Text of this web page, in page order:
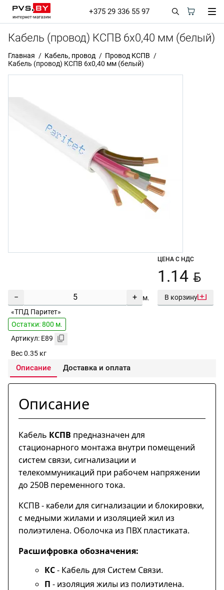
+375 29 336 55 97
Кабель (провод) КСПВ 6х0,40 мм (белый)
Главная Кабель, провод
Провод КСПВ
Кабель (провод) КСПВ 6х0,40 мм (белый)
− + м.
ЦЕНА С НДС
1.14 BYN
В корзину
«ТПД Паритет»
Остатки: 800 м.
Артикул: E89
Вес 0.35 кг
Описание Доставка и оплата
Описание
Кабель КСПВ предназначен для
стационарного монтажа внутри помещений
систем связи, сигнализации и
телекоммуникаций при рабочем напряжении
до 250В переменного тока.
КСПВ - кабели для сигнализации и блокировки,
с медными жилами и изоляцией жил из
полиэтилена. Оболочка из ПВХ пластиката.
Расшифровка обозначения:
КС- Кабель для Систем Связи.
П - изоляция жилы из полиэтилена.